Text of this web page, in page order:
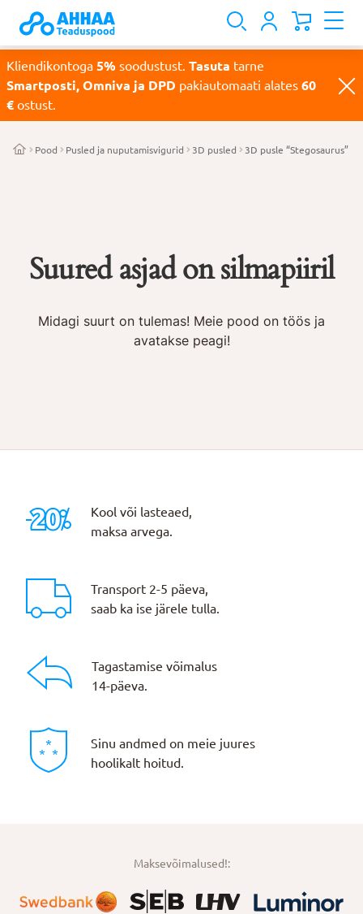
Kliendikontoga 5% soodustust. Tasuta tarne
Smartposti, Omniva ja DPD pakiautomaati alates 60
€ ostust.
Pood Pusled ja nuputamisvigurid 3D pusled 3D pusle “Stegosaurus”
Suured asjad on silmapiiril
Midagi suurt on tulemas! Meie pood on töös ja
avatakse peagi!
Kool või lasteaed,
maksa arvega.
Transport 2-5 päeva,
saab ka ise järele tulla.
Tagastamise võimalus
14-päeva.
Sinu andmed on meie juures
hoolikalt hoitud.
Maksevõimalused!: